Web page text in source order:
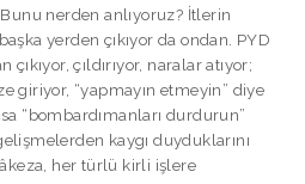
nerden anlıyoruz? İtlerin
yerden çıkıyor da ondan. PYD
çıldırıyor, naralar atıyor;
giriyor, “yapmayın etmeyin” diye
“bombardımanları durdurun”
kaygı duyduklarını
her türlü kirli işlere